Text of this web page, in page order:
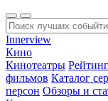
Innerview
Кино
Кинотеатры
фильмов Каталог
персон Обзоры и